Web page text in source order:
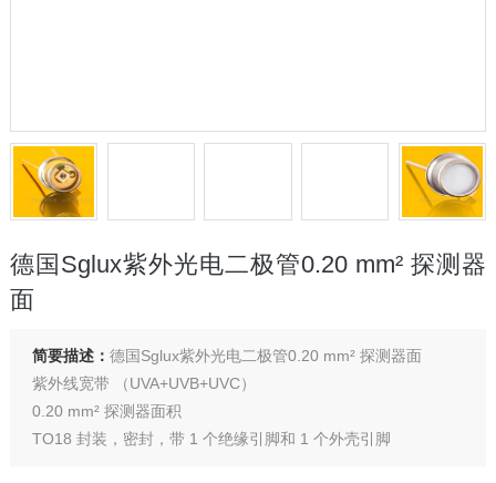
德国Sglux紫外光电二极管0.20 mm² 探测器
面
简要描述： 德国Sglux紫外光电二极管0.20 mm² 探测器面
紫外线宽带 （UVA+UVB+UVC）
0.20 mm² 探测器面积
TO18 封装，密封，带 1 个绝缘引脚和 1 个外壳引脚